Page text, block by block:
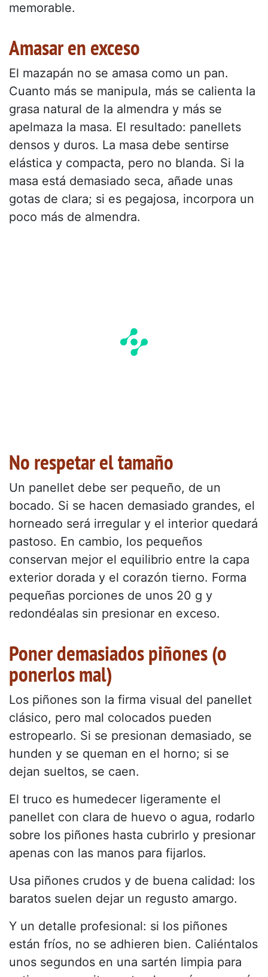
memorable.
Amasar en exceso
El mazapán no se amasa como un pan.
Cuanto más se manipula, más se calienta la
grasa natural de la almendra y más se
apelmaza la masa. El resultado: panellets
densos y duros. La masa debe sentirse
elástica y compacta, pero no blanda. Si la
masa está demasiado seca, añade unas
gotas de clara; si es pegajosa, incorpora un
poco más de almendra.
No respetar el tamaño
Un panellet debe ser pequeño, de un
bocado. Si se hacen demasiado grandes, el
horneado será irregular y el interior quedará
pastoso. En cambio, los pequeños
conservan mejor el equilibrio entre la capa
exterior dorada y el corazón tierno. Forma
pequeñas porciones de unos 20 g y
redondéalas sin presionar en exceso.
Poner demasiados piñones (o
ponerlos mal)
Los piñones son la firma visual del panellet
clásico, pero mal colocados pueden
estropearlo. Si se presionan demasiado, se
hunden y se queman en el horno; si se
dejan sueltos, se caen.
El truco es humedecer ligeramente el
panellet con clara de huevo o agua, rodarlo
sobre los piñones hasta cubrirlo y presionar
apenas con las manos para fijarlos.
Usa piñones crudos y de buena calidad: los
baratos suelen dejar un regusto amargo.
Y un detalle profesional: si los piñones
están fríos, no se adhieren bien. Caliéntalos
unos segundos en una sartén limpia para